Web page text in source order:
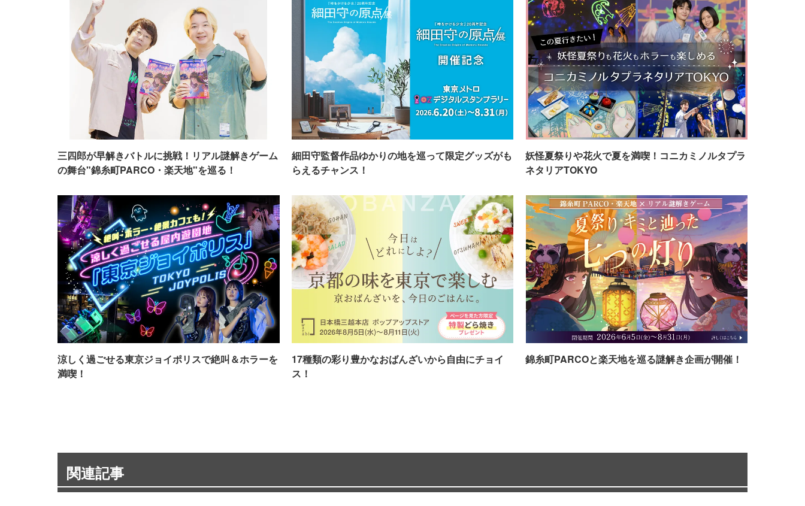
三四郎が早解きバトルに挑戦！リアル謎解きゲーム
の舞台"錦糸町PARCO・楽天地"を巡る！
細田守監督作品ゆかりの地を巡って限定グッズがも
らえるチャンス！
妖怪夏祭りや花火で夏を満喫！コニカミノルタプラ
ネタリアTOKYO
涼しく過ごせる東京ジョイポリスで絶叫＆ホラーを
満喫！
17種類の彩り豊かなおばんざいから自由にチョイ
ス！
錦糸町PARCOと楽天地を巡る謎解き企画が開催！
関連記事